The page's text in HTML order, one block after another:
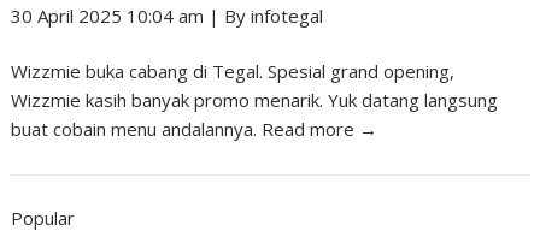
30 April 2025 10:04 am | Byinfotegal
Wizzmie buka cabang di Tegal. Spesial grand opening,
Wizzmie kasih banyak promo menarik. Yuk datang langsung
buat cobain menu andalannya. Read more →
Popular